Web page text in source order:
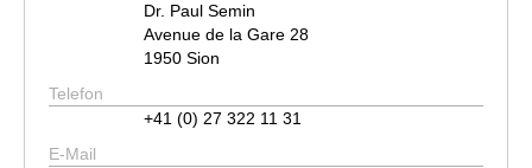
Dr. Paul Semin
Avenue de la Gare 28
1950 Sion
Telefon
+41 (0) 27 322 11 31
E-Mail